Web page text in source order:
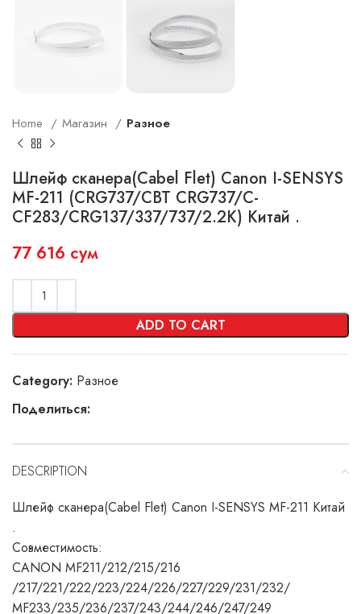
Home Магазин Разное
Шлейф сканера(Cabel Flet) Canon I-SENSYS
MF-211 (CRG737/CBT CRG737/C-
CF283/CRG137/337/737/2.2K) Китай .
77 616 сум
ADD TO CART
Category: Разное
Поделиться:
DESCRIPTION
Шлейф сканера(Cabel Flet) Canon I-SENSYS MF-211 Китай
.
Совместимость:
CANON MF211/212/215/216
/217/221/222/223/224/226/227/229/231/232/
MF233/235/236/237/243/244/246/247/249